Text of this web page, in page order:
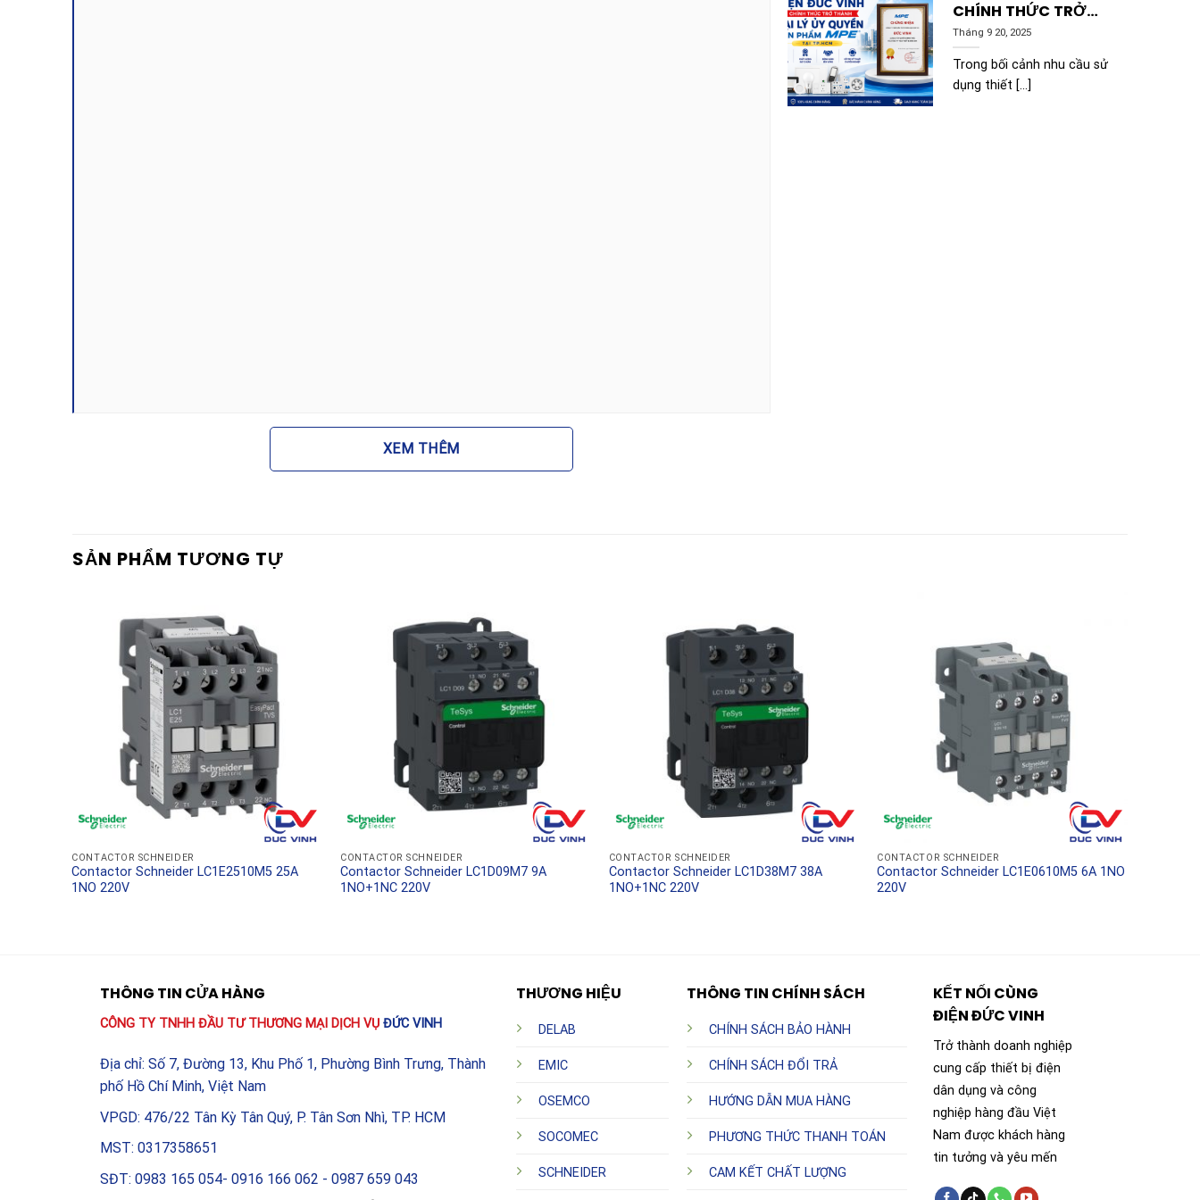
XEM THÊM
CHÍNH THỨC TRỞ
THÀNH ĐẠI LÝ ỦY
QUYỀN SẢN PHẨM
MPE TẠI TP.HCM
Tháng 9 20, 2025
Trong bối cảnh nhu cầu sử
dụng thiết [...]
SẢN PHẨM TƯƠNG TỰ
CONTACTOR SCHNEIDER
Contactor Schneider LC1E2510M5 25A
1NO 220V
CONTACTOR SCHNEIDER
Contactor Schneider LC1D09M7 9A
1NO+1NC 220V
CONTACTOR SCHNEIDER
Contactor Schneider LC1D38M7 38A
1NO+1NC 220V
CONTACTOR SCHNEIDER
Contactor Schneider LC1E0610M5 6A 1NO
220V
THÔNG TIN CỬA HÀNG
CÔNG TY TNHH ĐẦU TƯ THƯƠNG MẠI DỊCH VỤ ĐỨC VINH
Địa chỉ: Số 7, Đường 13, Khu Phố 1, Phường Bình Trưng, Thành
phố Hồ Chí Minh, Việt Nam
VPGD: 476/22 Tân Kỳ Tân Quý, P. Tân Sơn Nhì, TP. HCM
MST: 0317358651
SĐT: 0983 165 054- 0916 166 062 - 0987 659 043
THƯƠNG HIỆU
DELAB
EMIC
OSEMCO
SOCOMEC
SCHNEIDER
THÔNG TIN CHÍNH SÁCH
CHÍNH SÁCH BẢO HÀNH
CHÍNH SÁCH ĐỔI TRẢ
HƯỚNG DẪN MUA HÀNG
PHƯƠNG THỨC THANH TOÁN
CAM KẾT CHẤT LƯỢNG
KẾT NỐI CÙNG
ĐIỆN ĐỨC VINH
Trở thành doanh nghiệp
cung cấp thiết bị điện
dân dụng và công
nghiệp hàng đầu Việt
Nam được khách hàng
tin tưởng và yêu mến